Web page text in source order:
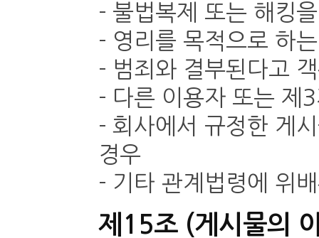
- 불법복제 또는 해킹
- 영리를 목적으로 하
- 범죄와 결부된다고
- 다른 이용자 또는 제
- 회사에서 규정한 게
경우
- 기타 관계법령에 위
제15조 (게시물의